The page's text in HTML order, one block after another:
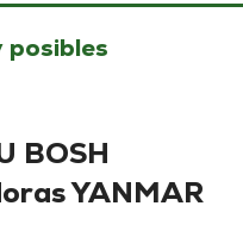
posibles
BOSH
YANMAR